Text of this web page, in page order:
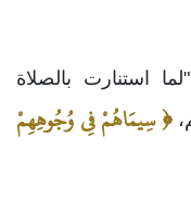
"لما استنارت بالصلاة
﴿ سِيمَاهُمْ فِي وُجُوهِهِمْ